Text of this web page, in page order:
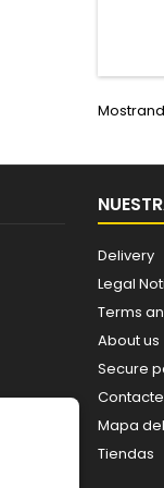
de
tipo
Delivery
Legal
Terms
About us
Secure
Mapa
Tiendas